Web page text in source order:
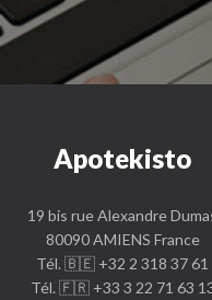
Apotekisto
19 bis rue Alexandre
80090 AMIENS France
Tél. 🇧🇪 +32 2 318 37 61
Tél. 🇫🇷 +33 3 22 71 63